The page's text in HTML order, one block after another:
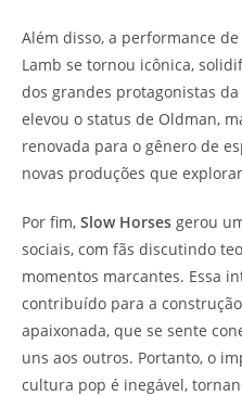
Além disso, a performance de
Lamb se tornou icônica,
dos grandes protagonistas
elevou o status de Oldman,
renovada para o gênero de
novas produções que
Por fim, Slow Horses gerou
sociais, com fãs discutindo
momentos marcantes. Essa
contribuído para a
apaixonada, que se sente
uns aos outros. Portanto, o
cultura pop é inegável,